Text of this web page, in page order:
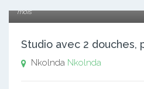
mois
Nkolnda Nkolnda